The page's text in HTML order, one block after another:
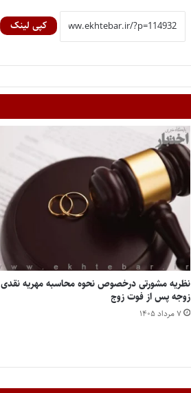
کپی لینک
نظریه مشورتی درخصوص نحوه محاسبه مهریه نقدی
زوجه پس از فوت زوج
۷ مرداد ۱۴۰۵